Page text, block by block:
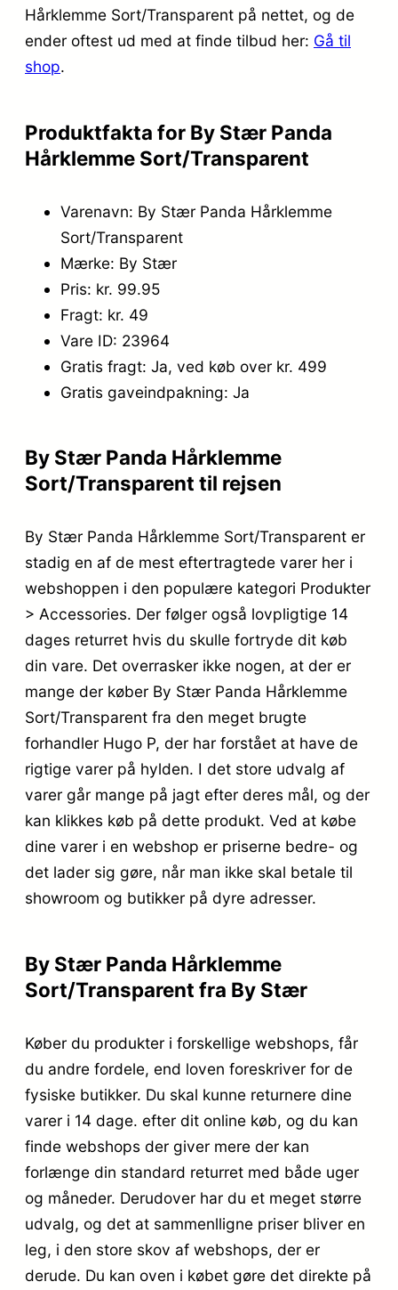
Hårklemme Sort/Transparent på nettet, og de
ender oftest ud med at finde tilbud her: Gå til
shop.
Produktfakta for By Stær Panda
Hårklemme Sort/Transparent
Varenavn: By Stær Panda Hårklemme
Sort/Transparent
Mærke: By Stær
Pris: kr. 99.95
Fragt: kr. 49
Vare ID: 23964
Gratis fragt: Ja, ved køb over kr. 499
Gratis gaveindpakning: Ja
By Stær Panda Hårklemme
Sort/Transparent til rejsen
By Stær Panda Hårklemme Sort/Transparent er
stadig en af de mest eftertragtede varer her i
webshoppen i den populære kategori Produkter
> Accessories. Der følger også lovpligtige 14
dages returret hvis du skulle fortryde dit køb
din vare. Det overrasker ikke nogen, at der er
mange der køber By Stær Panda Hårklemme
Sort/Transparent fra den meget brugte
forhandler Hugo P, der har forstået at have de
rigtige varer på hylden. I det store udvalg af
varer går mange på jagt efter deres mål, og der
kan klikkes køb på dette produkt. Ved at købe
dine varer i en webshop er priserne bedre- og
det lader sig gøre, når man ikke skal betale til
showroom og butikker på dyre adresser.
By Stær Panda Hårklemme
Sort/Transparent fra By Stær
Køber du produkter i forskellige webshops, får
du andre fordele, end loven foreskriver for de
fysiske butikker. Du skal kunne returnere dine
varer i 14 dage. efter dit online køb, og du kan
finde webshops der giver mere der kan
forlænge din standard returret med både uger
og måneder. Derudover har du et meget større
udvalg, og det at sammenlligne priser bliver en
leg, i den store skov af webshops, der er
derude. Du kan oven i købet gøre det direkte på